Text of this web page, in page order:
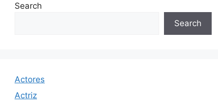
Search
Search
Actores
Actriz